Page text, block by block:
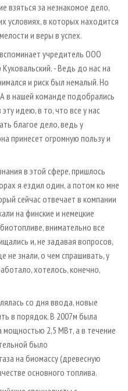
взяться за незнакомое дело,
условиях, в которых находится
и веры в успех.
учредитель ООО
- Ведь до нас на
и риск был немалый. Но
в нашей команде подобрались
идею, в то, что все у нас
благое дело, ведь у
принесет огромную пользу и
в этой сфере, пришлось
я ездил один, а потом ко мне
сейчас отвечает в компании
на финские и немецкие
внимательно все
и, не задавая вопросов,
не знали, о чем спрашивать, у
хотелось, конечно,
со дня ввода, новые
в порядок. В 2007­м была
мощностью 2,5 МВт, а в течение
было
на биомассу (древесную
основного топлива.